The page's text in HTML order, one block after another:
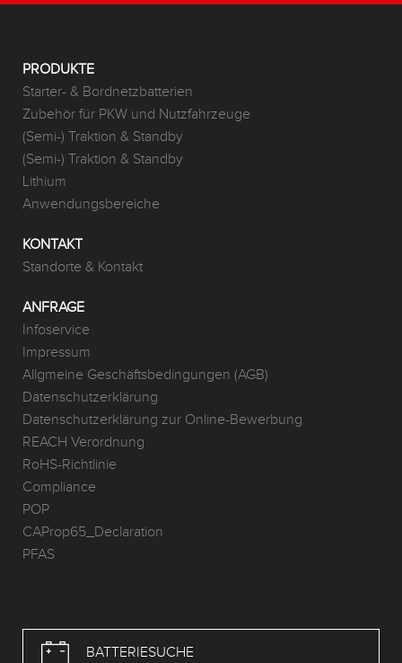
PRODUKTE
Starter- & Bordnetzbatterien
Zubehör für PKW und Nutzfahrzeuge
(Semi-) Traktion & Standby
(Semi-) Traktion & Standby
Lithium
Anwendungsbereiche
KONTAKT
Standorte & Kontakt
ANFRAGE
Infoservice
Impressum
Allgmeine Geschäftsbedingungen (AGB)
Datenschutzerklärung
Datenschutzerklärung zur Online-Bewerbung
REACH Verordnung
RoHS-Richtlinie
Compliance
POP
CAProp65_Declaration
PFAS
BATTERIESUCHE